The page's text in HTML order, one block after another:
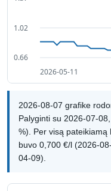
2026-08-07 grafike
Palyginti su 2026-07-
%). Per visą
buvo 0,700 €/l (2026-
04-09).